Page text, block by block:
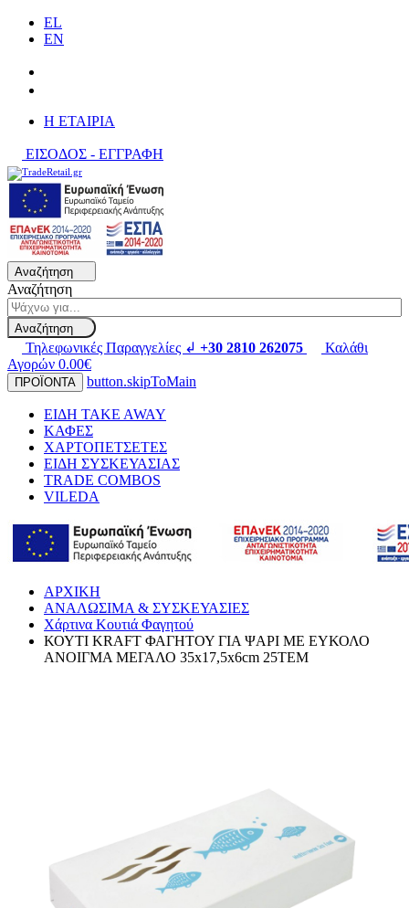
EL
EN
H ΕΤΑΙΡΙΑ
ΕΙΣΟΔΟΣ - ΕΓΓΡΑΦΗ
Αναζήτηση
Αναζήτηση
Αναζήτηση
Τηλεφωνικές Παραγγελίες ↲ +30 2810 262075
Καλάθι
Αγορών 0.00€
ΠΡΟΪΟΝΤΑ button.skipToMain
ΕΙΔΗ TAKE AWAY
ΚΑΦΕΣ
ΧΑΡΤΟΠΕΤΣΕΤΕΣ
ΕΙΔΗ ΣΥΣΚΕΥΑΣΙΑΣ
TRADE COMBOS
VILEDA
ΑΡΧΙΚΗ
ΑΝΑΛΩΣΙΜΑ & ΣΥΣΚΕΥΑΣΙΕΣ
Χάρτινα Κουτιά Φαγητού
ΚΟΥΤΙ KRAFT ΦΑΓΗΤΟΥ ΓΙΑ ΨΑΡΙ ΜΕ ΕΥΚΟΛΟ
ΑΝΟΙΓΜΑ ΜΕΓΑΛΟ 35x17,5x6cm 25ΤΕΜ